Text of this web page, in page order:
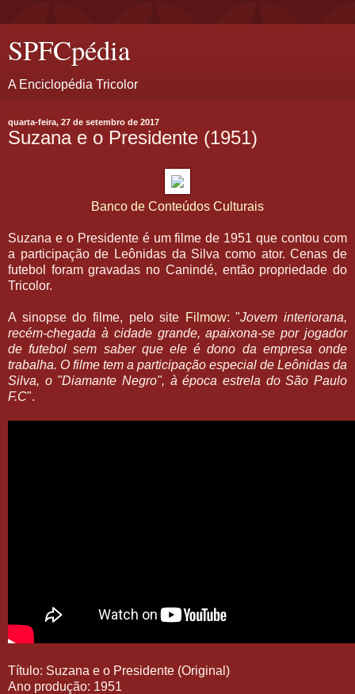
SPFCpédia
A Enciclopédia Tricolor
quarta-feira, 27 de setembro de 2017
Suzana e o Presidente (1951)
Banco de Conteúdos Culturais
Suzana e o Presidente é um filme de 1951 que contou com
a participação de Leônidas da Silva como ator. Cenas de
futebol foram gravadas no Canindé, então propriedade do
Tricolor.
A sinopse do filme, pelo site Filmow: "Jovem interiorana,
recém-chegada à cidade grande, apaixona-se por jogador
de futebol sem saber que ele é dono da empresa onde
trabalha. O filme tem a participação especial de Leônidas da
Silva, o "Diamante Negro", à época estrela do São Paulo
F.C".
Título: Suzana e o Presidente (Original)
Ano produção: 1951